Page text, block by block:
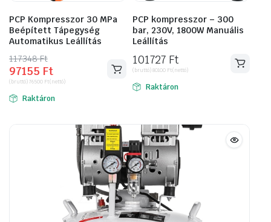
PCP Kompresszor 30 MPa
Beépített Tápegység
Automatikus Leállítás
117348Ft
Original
price
was:
117348 Ft.
97155 Ft
Current
price
is:
97155 Ft.
(bruttó)76500 Ft(nettó)
Raktáron
PCP kompresszor – 300
bar, 230V, 1800W Manuális
Leállítás
101727 Ft
(bruttó)80100 Ft(nettó)
Raktáron